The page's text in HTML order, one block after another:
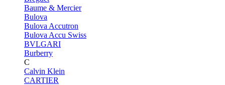
Baume & Mercier
Bulova
Bulova Accutron
Bulova Accu Swiss
BVLGARI
Burberry
C
Calvin Klein
CARTIER